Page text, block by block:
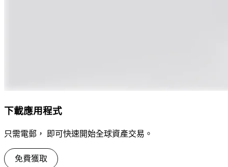
下載應用程式
只需電郵， 即可快速開始全球資產交易。
免費獲取